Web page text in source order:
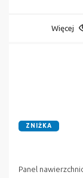
Więcej
ZNIŻKA
Panel